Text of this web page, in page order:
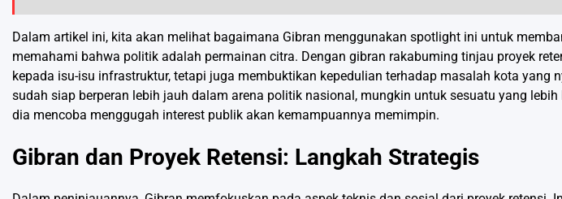
Dalam artikel ini, kita akan melihat bagaimana Gibran menggunakan spotlight ini untuk
memahami bahwa politik adalah permainan citra. Dengan gibran rakabuming tinjau proyek
kepada isu-isu infrastruktur, tetapi juga membuktikan kepedulian terhadap masalah kota yang
sudah siap berperan lebih jauh dalam arena politik nasional, mungkin untuk sesuatu yang
dia mencoba menggugah interest publik akan kemampuannya memimpin.
Gibran dan Proyek Retensi: Langkah Strategis